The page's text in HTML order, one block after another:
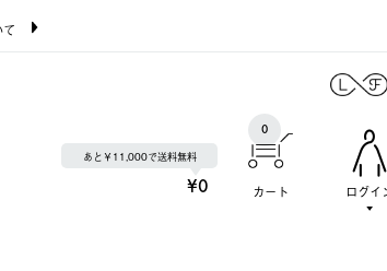
あと￥11,000で送料無料
¥0 カート
0
ログイ